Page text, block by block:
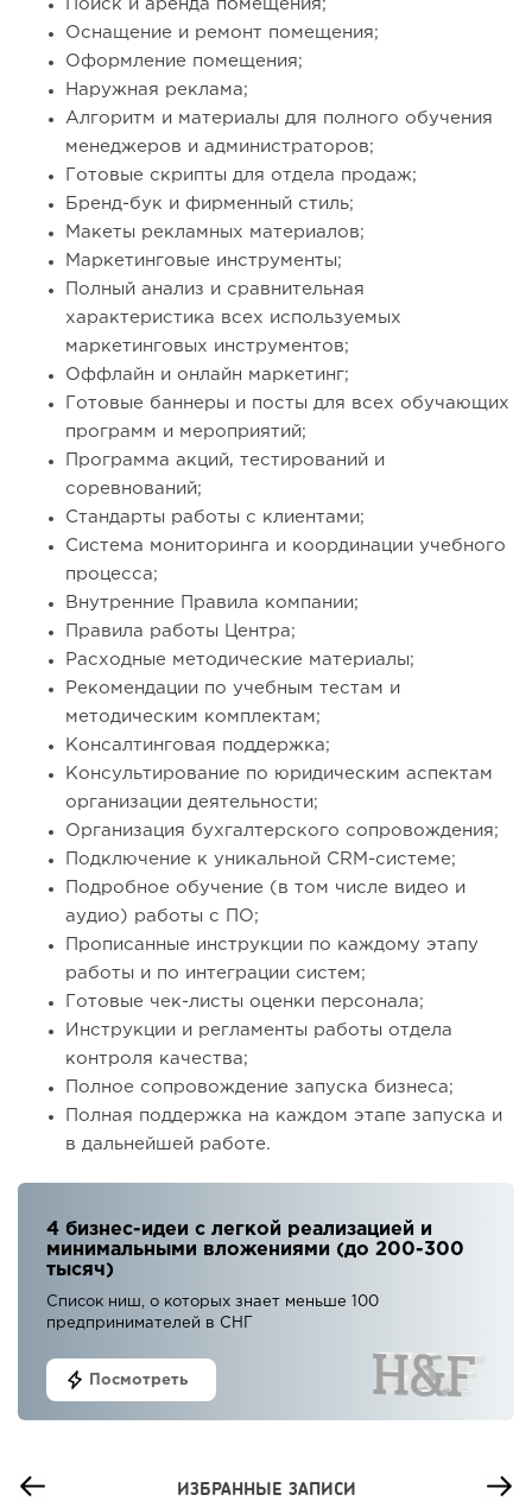
Поиск и аренда помещения;
Оснащение и ремонт помещения;
Оформление помещения;
Наружная реклама;
Алгоритм и материалы для полного обучения
менеджеров и администраторов;
Готовые скрипты для отдела продаж;
Бренд-бук и фирменный стиль;
Макеты рекламных материалов;
Маркетинговые инструменты;
Полный анализ и сравнительная
характеристика всех используемых
маркетинговых инструментов;
Оффлайн и онлайн маркетинг;
Готовые баннеры и посты для всех обучающих
программ и мероприятий;
Программа акций, тестирований и
соревнований;
Стандарты работы с клиентами;
Система мониторинга и координации учебного
процесса;
Внутренние Правила компании;
Правила работы Центра;
Расходные методические материалы;
Рекомендации по учебным тестам и
методическим комплектам;
Консалтинговая поддержка;
Консультирование по юридическим аспектам
организации деятельности;
Организация бухгалтерского сопровождения;
Подключение к уникальной CRM-системе;
Подробное обучение (в том числе видео и
аудио) работы с ПО;
Прописанные инструкции по каждому этапу
работы и по интеграции систем;
Готовые чек-листы оценки персонала;
Инструкции и регламенты работы отдела
контроля качества;
Полное сопровождение запуска бизнеса;
Полная поддержка на каждом этапе запуска и
в дальнейшей работе.
4 бизнес-идеи с легкой реализацией и
минимальными вложениями (до 200-300
тысяч)
Список ниш, о которых знает меньше 100
предпринимателей в СНГ
Посмотреть
ИЗБРАННЫЕ ЗАПИСИ